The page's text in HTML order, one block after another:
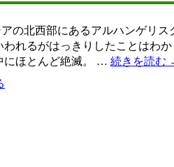
北西部にあるアルハンゲリス
れるがはっきりしたことはわ
にほとんど絶滅。 … 続きを読む